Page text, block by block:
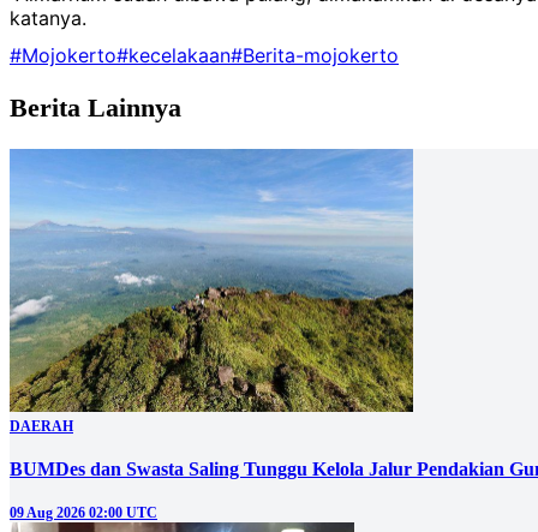
katanya.
#Mojokerto#kecelakaan#Berita-mojokerto
Berita Lainnya
DAERAH
BUMDes dan Swasta Saling Tunggu Kelola Jalur Pendakian
09 Aug 2026 02:00 UTC